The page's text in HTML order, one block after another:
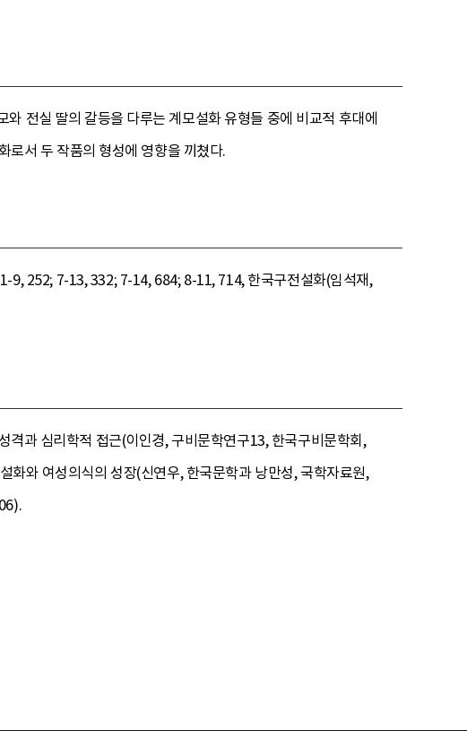
전실 딸의 갈등을 다루는 계모설화 유형들 중에 비교적 후대에
로서 두 작품의 형성에 영향을 끼쳤다.
9, 252; 7-13, 332; 7-14, 684; 8-11, 714, 한국구전설화(임석재,
과 심리학적 접근(이인경, 구비문학연구13, 한국구비문학회,
화와 여성의식의 성장(신연우, 한국문학과 낭만성, 국학자료원,